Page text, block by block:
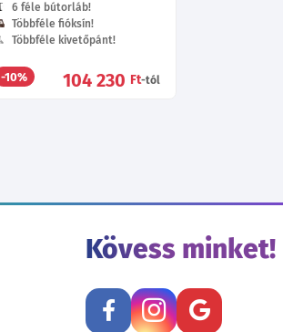
6 féle bútorláb!
Többféle fióksín!
Többféle kivetőpánt!
-10% 104 230 Ft-tól
Kövess minket!